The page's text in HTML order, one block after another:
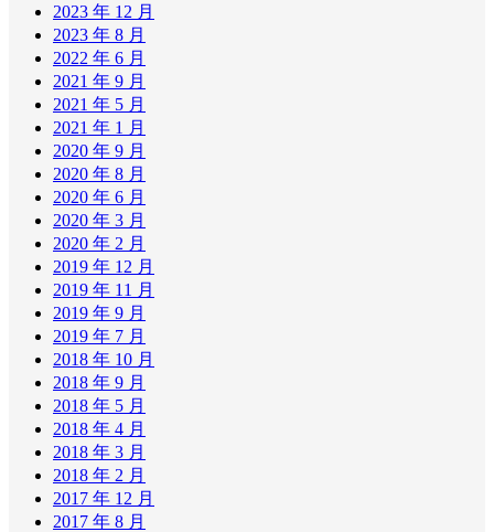
2023 年 12 月
2023 年 8 月
2022 年 6 月
2021 年 9 月
2021 年 5 月
2021 年 1 月
2020 年 9 月
2020 年 8 月
2020 年 6 月
2020 年 3 月
2020 年 2 月
2019 年 12 月
2019 年 11 月
2019 年 9 月
2019 年 7 月
2018 年 10 月
2018 年 9 月
2018 年 5 月
2018 年 4 月
2018 年 3 月
2018 年 2 月
2017 年 12 月
2017 年 8 月